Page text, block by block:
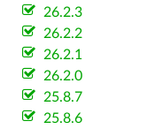
26.2.3
26.2.2
26.2.1
26.2.0
25.8.7
25.8.6